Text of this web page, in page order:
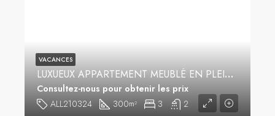
LUXUEUX APPARTEMENT MEUBLÉ EN PLEIN CENTRE VILLE
ALL210324 300m² 3 2
Consultez-nous pour obtenir les prix
VACANCES